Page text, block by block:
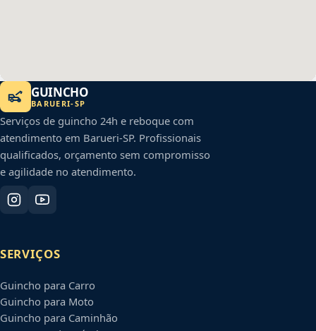
GUINCHO
BARUERI-SP
Serviços de guincho 24h e reboque com
atendimento em Barueri-SP. Profissionais
qualificados, orçamento sem compromisso
e agilidade no atendimento.
SERVIÇOS
Guincho para Carro
Guincho para Moto
Guincho para Caminhão